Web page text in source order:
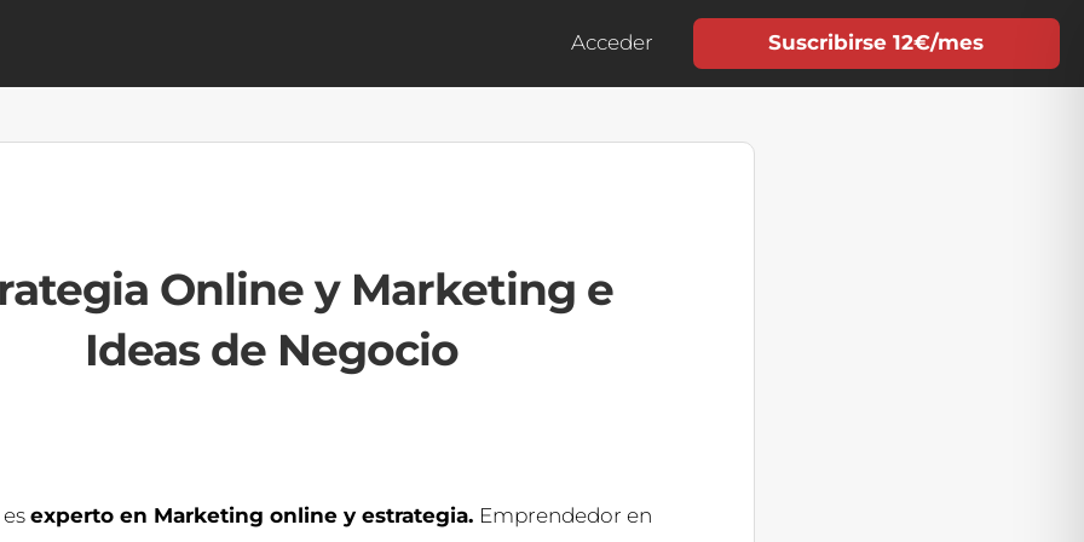
Acceder Suscribirse 12€/mes
Online y Marketing e
Ideas de Negocio
experto en Marketing online y estrategia. Emprendedor en